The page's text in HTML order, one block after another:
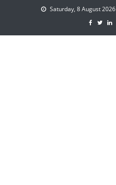
Saturday, 8 August 2026